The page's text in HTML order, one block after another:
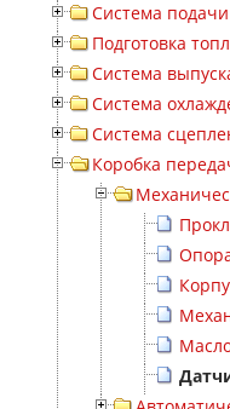
Система
Подготовка
Система
Система
Система
Коробка